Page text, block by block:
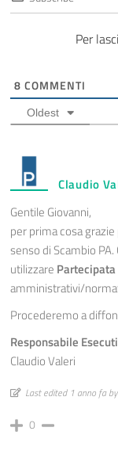
Per
8 COMMENTI
Oldest
Claudio
Gentile Giovanni,
per prima cosa
senso di Scambio
utilizzare Partecipata
amministrativi/
Procederemo a
Responsabile
Claudio Valeri
Last edited 1 anno fa
0